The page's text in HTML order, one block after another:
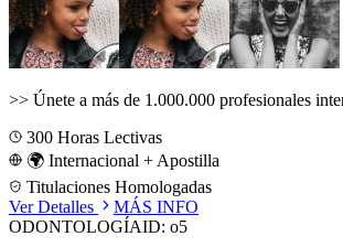
>> Únete a más de 1.000.000 profesionales
300 Horas Lectivas
🌍 Internacional + Apostilla
Titulaciones Homologadas
Ver Detalles
MÁS INFO
ODONTOLOGÍAID: o5